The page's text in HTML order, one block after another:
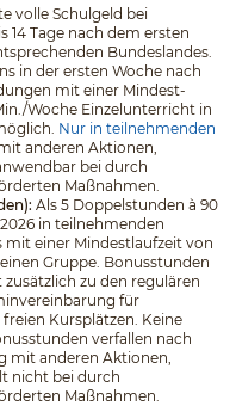
volle Schulgeld bei
14 Tage nach dem ersten
Bundeslandes.
in der ersten Woche nach
mit einer Mindest­
Woche Einzelunterricht in
Nur in teilnehmenden
anderen Aktionen,
bei durch
Maßnahmen.
Als 5 Doppelstunden à 90
in teilnehmenden
mit einer Mindestlaufzeit von
Gruppe. Bonusstunden
zu den regulären
für
Kursplätzen. Keine
verfallen nach
mit anderen Aktionen,
nicht bei durch
Maßnahmen.